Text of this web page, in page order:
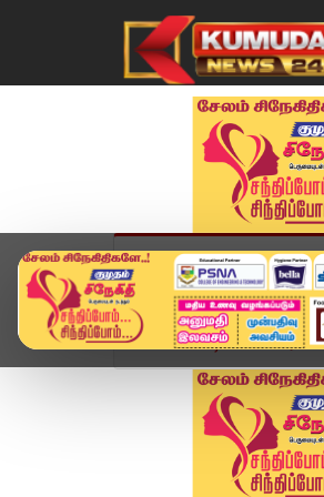
முகப்பு விளையாட்டு
Home வீடியோ ஸ்டோரி